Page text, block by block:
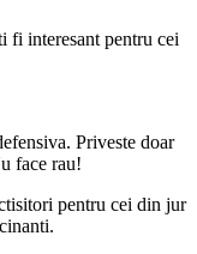
fi interesant pentru cei
Priveste doar
face rau!
pentru cei din jur